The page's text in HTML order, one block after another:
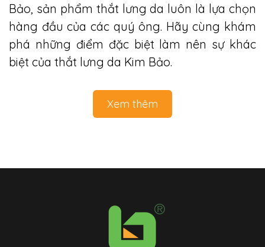
Bảo, sản phẩm thắt lưng da luôn là lựa chọn
hàng đầu của các quý ông. Hãy cùng khám
phá những điểm đặc biệt làm nên sự khác
biệt của thắt lưng da Kim Bảo.
Xem thêm